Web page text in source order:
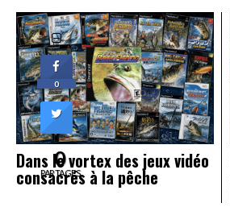
Dans le vortex des jeux vidéo
consacrés à la pêche
0
0
PARTAGES